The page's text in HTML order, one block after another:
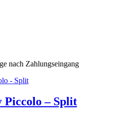
nach Zahlungseingang
Piccolo – Split